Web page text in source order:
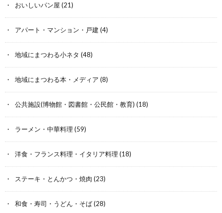
おいしいパン屋 (21)
アパート・マンション・戸建 (4)
地域にまつわる小ネタ (48)
地域にまつわる本・メディア (8)
公共施設(博物館・図書館・公民館・教育) (18)
ラーメン・中華料理 (59)
洋食・フランス料理・イタリア料理 (18)
ステーキ・とんかつ・焼肉 (23)
和食・寿司・うどん・そば(28)